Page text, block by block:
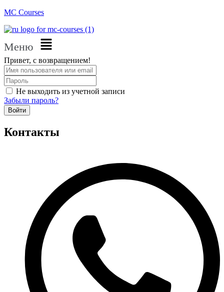
MC Courses
Меню
Привет, с возвращением!
Не выходить из учетной записи
Забыли пароль?
Войти
Контакты